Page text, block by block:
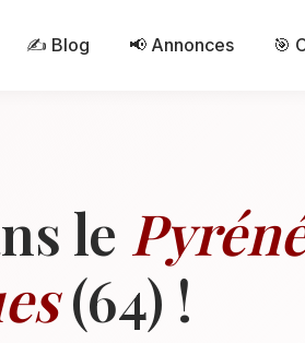
✍️ Blog 📢 Annonces 🎯
le
(64) !